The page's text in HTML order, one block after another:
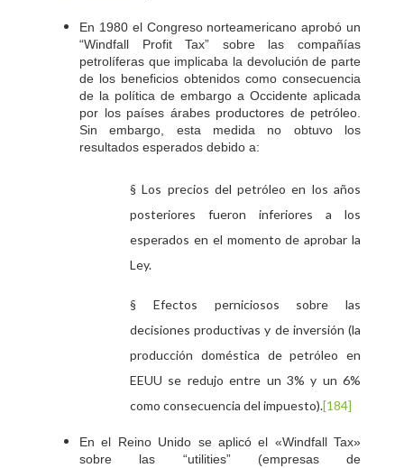
En 1980 el Congreso norteamericano aprobó un
“Windfall Profit Tax” sobre las compañías
petrolíferas que implicaba la devolución de parte
de los beneficios obtenidos como consecuencia
de la política de embargo a Occidente aplicada
por los países árabes productores de petróleo.
Sin embargo, esta medida no obtuvo los
resultados esperados debido a:
§ Los precios del petróleo en los años
posteriores fueron inferiores a los
esperados en el momento de aprobar la
Ley.
§ Efectos perniciosos sobre las
decisiones productivas y de inversión (la
producción doméstica de petróleo en
EEUU se redujo entre un 3% y un 6%
como consecuencia del impuesto).[184]
En el Reino Unido se aplicó el «Windfall Tax»
sobre las “utilities” (empresas de